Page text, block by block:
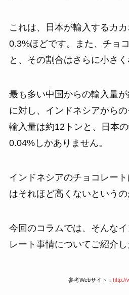
これは、日本が輸入するカ
0.3%ほどです。また、チョ
と、その割合はさらに小さく
最も多い中国からの輸入量
に対し、インドネシアから
輸入量は約12トンと、日本
0.04%しかありません。
インドネシアのチョコレー
はそれほど高くないというの
今回のコラムでは、そんな
レート事情についてご紹介し
参考Webサイト：http://